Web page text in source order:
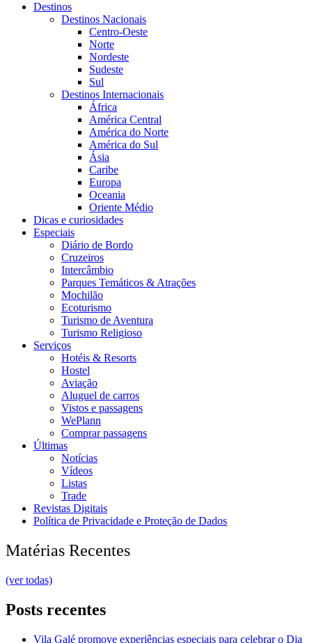
Destinos
Destinos Nacionais
Centro-Oeste
Norte
Nordeste
Sudeste
Sul
Destinos Internacionais
África
América Central
América do Norte
América do Sul
Ásia
Caribe
Europa
Oceania
Oriente Médio
Dicas e curiosidades
Especiais
Diário de Bordo
Cruzeiros
Intercâmbio
Parques Temáticos & Atrações
Mochilão
Ecoturismo
Turismo de Aventura
Turismo Religioso
Serviços
Hotéis & Resorts
Hostel
Aviação
Aluguel de carros
Vistos e passagens
WePlann
Comprar passagens
Últimas
Notícias
Vídeos
Listas
Trade
Revistas Digitais
Política de Privacidade e Proteção de Dados
Matérias Recentes
(ver todas)
Posts recentes
Vila Galé promove experiências especiais para celebrar o Dia